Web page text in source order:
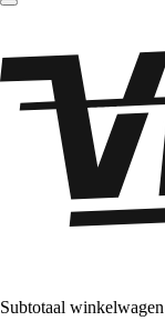
Subtotaal winkelwagen